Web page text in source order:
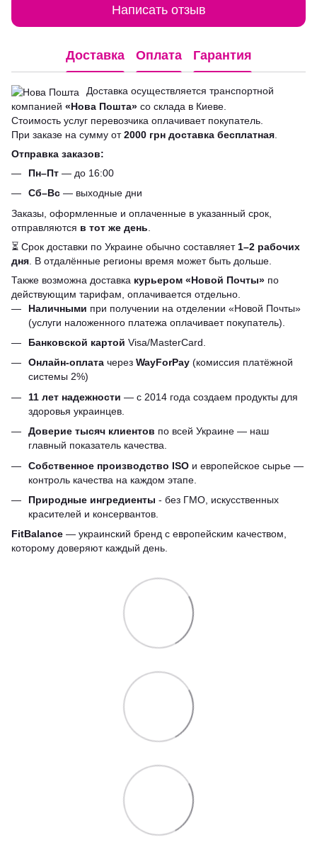
Написать отзыв
Доставка Оплата Гарантия
Доставка осуществляется транспортной
компанией «Нова Пошта» со склада в Киеве.
Стоимость услуг перевозчика оплачивает покупатель.
При заказе на сумму от2000 грн доставка бесплатная
Отправка заказов:
Пн–Пт — до 16:00
Сб–Вс — выходные дни
Заказы, оформленные и оплаченные в указанный срок,
отправляются в тот же день
⏳ Срок доставки по Украине обычно составляет 1–2 рабочих
дня . В отдалённые регионы время может быть дольше.
Также возможна доставка курьером «Новой Почты» по
действующим тарифам, оплачивается отдельно.
Наличными при получении на отделении «Новой Почты»
(услуги наложенного платежа оплачивает покупатель).
Банковской картой Visa/MasterCard.
Онлайн-оплата через WayForPay (комиссия платёжной
системы 2%)
11 лет надежности — с 2014 года создаем продукты для
здоровья украинцев.
Доверие тысяч клиентов по всей Украине — наш
главный показатель качества.
Собственное производство ISO и европейское сырье —
контроль качества на каждом этапе.
Природные ингредиенты - без ГМО, искусственных
красителей и консервантов.
FitBalance — украинский бренд с европейским качеством,
которому доверяют каждый день.